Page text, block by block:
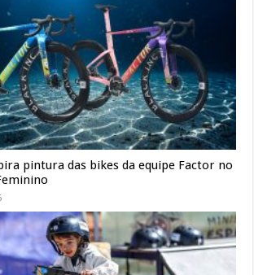
pintura das bikes da equipe Factor no